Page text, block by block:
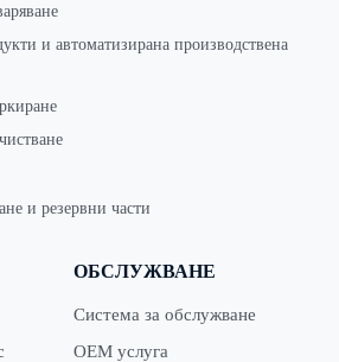
и автоматизирана производствена
и резервни части
ОБСЛУЖВАНЕ
Система за обслужване
OEM услуга